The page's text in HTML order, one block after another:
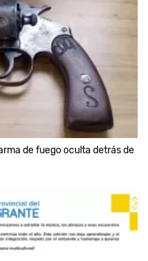
de fuego oculta detrás de